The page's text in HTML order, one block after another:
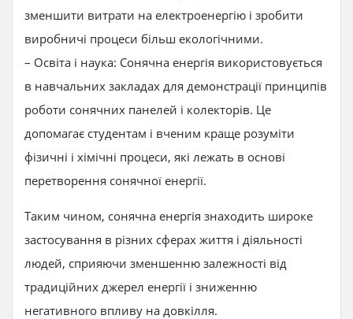
зменшити витрати на електроенергію і зробити
виробничі процеси більш екологічними.
– Освіта і наука: Сонячна енергія використовується
в навчальних закладах для демонстрації принципів
роботи сонячних панелей і колекторів. Це
допомагає студентам і вченим краще розуміти
фізичні і хімічні процеси, які лежать в основі
перетворення сонячної енергії.
Таким чином, сонячна енергія знаходить широке
застосування в різних сферах життя і діяльності
людей, сприяючи зменшенню залежності від
традиційних джерел енергії і зниженню
негативного впливу на довкілля.